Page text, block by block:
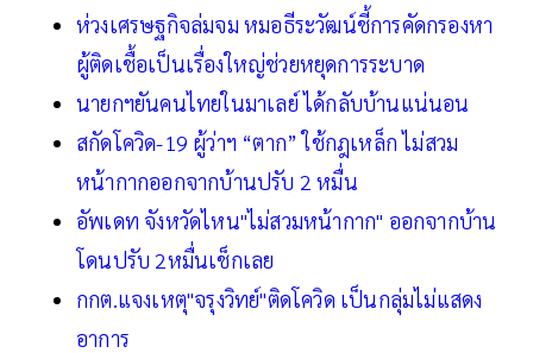
ห่วงเศรษฐกิจล่มจม หมอธีระวัฒน์ชี้การคัดกรองหา
ผู้ติดเชื้อเป็นเรื่องใหญ่ช่วยหยุดการระบาด
นายกฯยันคนไทยในมาเลย์ ได้กลับบ้านแน่นอน
สกัดโควิด-19 ผู้ว่าฯ “ตาก” ใช้กฎเหล็ก ไม่สวม
หน้ากากออกจากบ้านปรับ 2 หมื่น
อัพเดท จังหวัดไหน"ไม่สวมหน้ากาก" ออกจากบ้าน
โดนปรับ 2หมื่นเช็กเลย
กกต.แจงเหตุ"จรุงวิทย์"ติดโควิด เป็นกลุ่มไม่แสดง
อาการ